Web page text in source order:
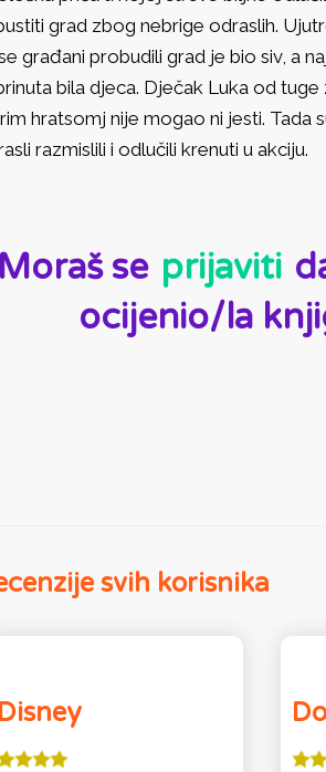
grad zbog nebrige odraslih.
građani probudili grad je bio siv, a
bila djeca. Dječak Luka od tuge
hratsomj nije mogao ni jesti. Tada
razmislili i odlučili krenuti u akciju.
se prijaviti
ocijenio/la
svih korisnika